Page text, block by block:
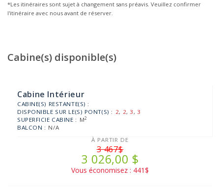
*Les itinéraires sont sujet à changement sans préavis. Veuillez confirmer
l'itinéraire avec nous avant de réserver.
Cabine(s) disponible(s)
Cabine Intérieur
CABINE(S) RESTANTE(S) :
DISPONIBLE SUR LE(S) PONT(S) : 2, 2,3, 3
SUPERFICIE CABINE : M2
BALCON : N/A
À PARTIR DE
3 467$
3 026,00 $
Vous économisez : 441$